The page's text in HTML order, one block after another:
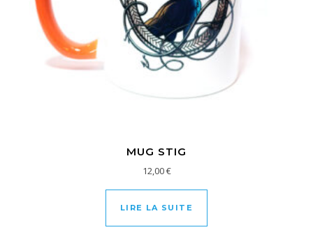
MUG STIG
12,00€
LIRE LA SUITE